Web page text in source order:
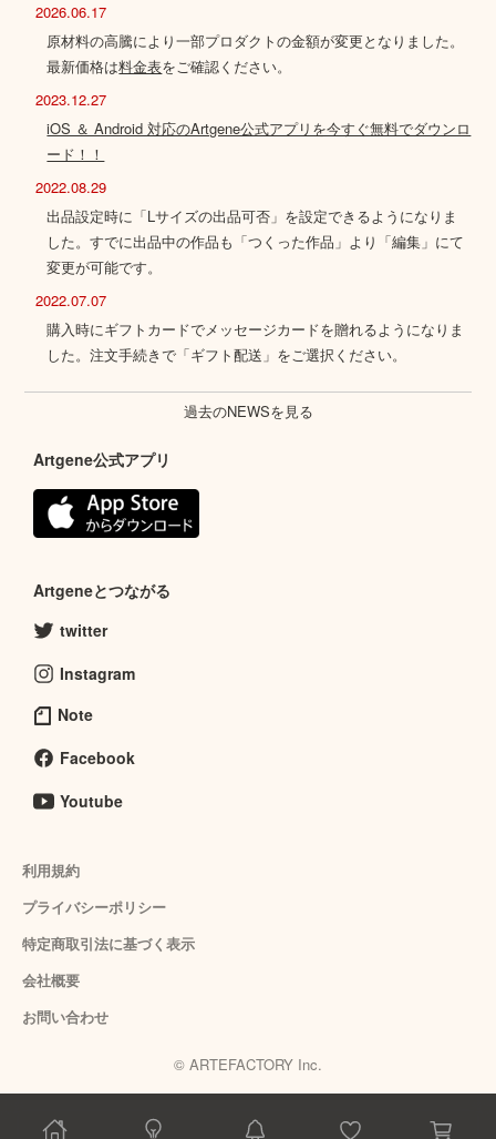
2026.06.17
原材料の高騰により一部プロダクトの金額が変更となりました。
最新価格は料金表をご確認ください。
2023.12.27
iOS ＆ Android 対応のArtgene公式アプリを今すぐ無料でダウンロ
ード！！
2022.08.29
出品設定時に「Lサイズの出品可否」を設定できるようになりま
した。すでに出品中の作品も「つくった作品」より「編集」にて
変更が可能です。
2022.07.07
購入時にギフトカードでメッセージカードを贈れるようになりま
した。注文手続きで「ギフト配送」をご選択ください。
過去のNEWSを見る
Artgene公式アプリ
Artgeneとつながる
twitter
Instagram
Note
Facebook
Youtube
利用規約
プライバシーポリシー
特定商取引法に基づく表示
会社概要
お問い合わせ
© ARTEFACTORY Inc.